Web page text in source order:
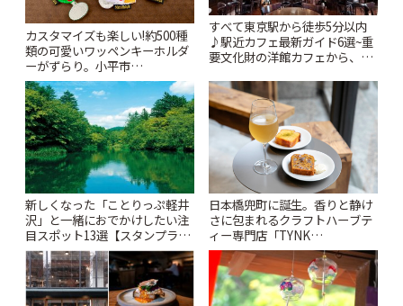
カスタマイズも楽しい!約500種
類の可愛いワッペンキーホルダ
ーがずらり。小平市
「Kimamaya T&K」 | ことりっ
ぷ
すべて東京駅から徒歩5分以内
♪駅近カフェ最新ガイド6選~重
要文化財の洋館カフェから、改
りっぷ
新しくなった「ことりっぷ軽井
沢」と一緒におでかけしたい注
目スポット13選【スタンプラリ
ー開催中】 | ことりっぷ
日本橋兜町に誕生。香りと静け
さに包まれるクラフトハーブテ
ィー専門店「TYNK
Kabutocho」 | ことりっぷ